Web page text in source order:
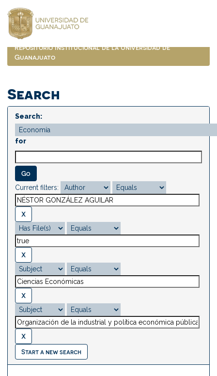
navigation
Repositorio Institucional de la Universidad de
Guanajuato
Search
Search:
for
Current filters:
Start a new search